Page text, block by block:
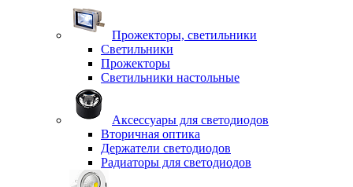
Прожекторы, светильники
Светильники
Прожекторы
Светильники настольные
Аксессуары для светодиодов
Вторичная оптика
Держатели светодиодов
Радиаторы для светодиодов